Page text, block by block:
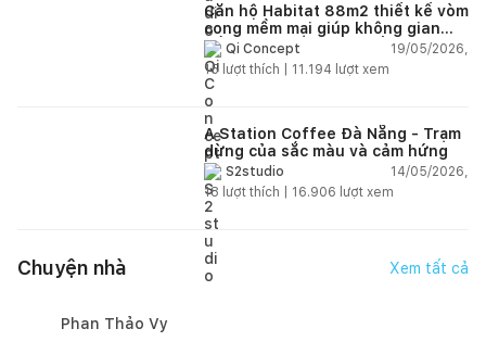
Căn hộ Habitat 88m2 thiết kế vòm
cong mềm mại giúp không gian
sống hiện đại trở nên ấm áp hơn
Qi Concept
19/05/2026,
15 lượt thích | 11.194 lượt xem
A Station Coffee Đà Nẵng - Trạm
dừng của sắc màu và cảm hứng
S2studio
14/05/2026,
18 lượt thích | 16.906 lượt xem
Chuyện nhà Xem tất cả
Phan Thảo Vy